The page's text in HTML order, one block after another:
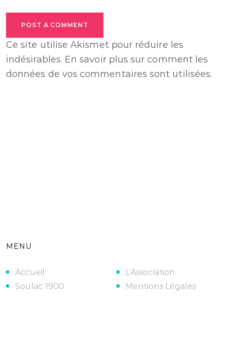
POST A COMMENT
Ce site utilise Akismet pour réduire les
indésirables. En savoir plus sur comment les
données de vos commentaires sont utilisées.
MENU
Accueil
Soulac 1900
L’Association
Mentions Légales